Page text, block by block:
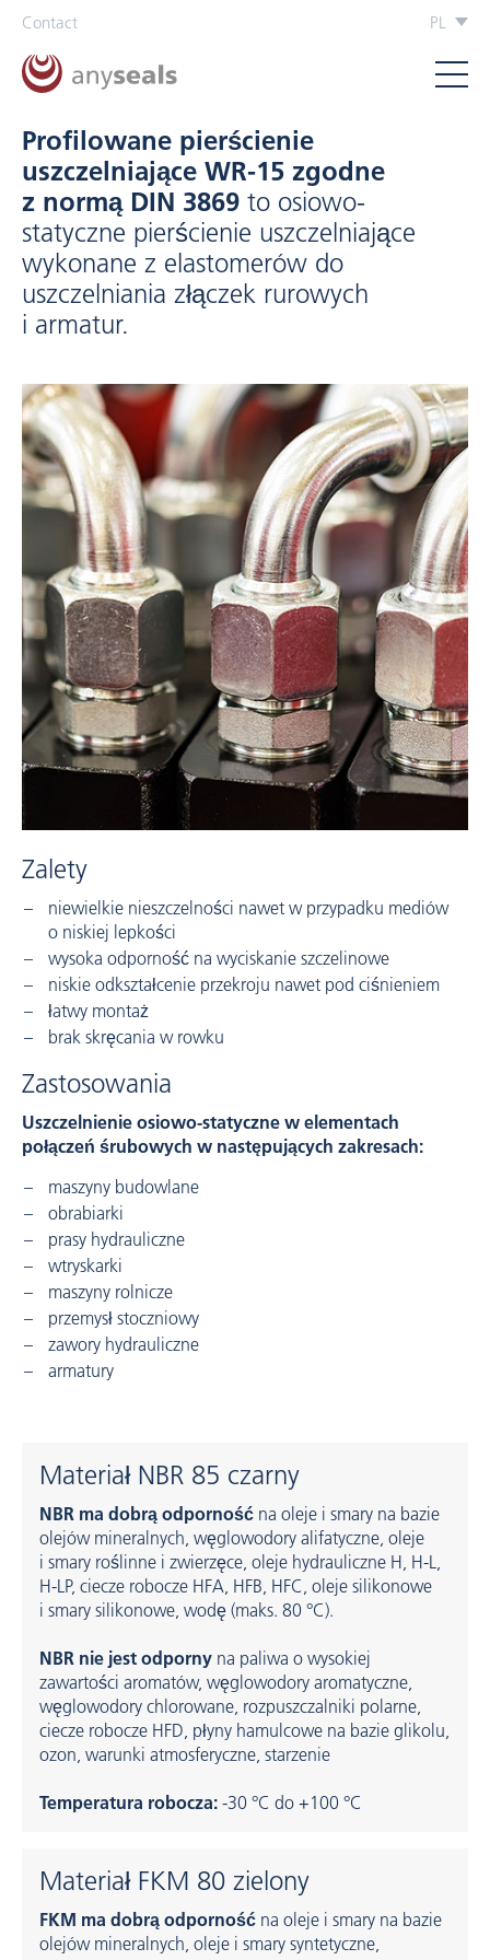
Contact PL
Profilowane pierścienie
uszczelniające WR-15 zgodne
z normą DIN 3869 to osiowo-
statyczne pierścienie uszczelniające
wykonane z elastomerów do
uszczelniania złączek rurowych
i armatur.
Zalety
niewielkie nieszczelności nawet w przypadku mediów
o niskiej lepkości
wysoka odporność na wyciskanie szczelinowe
niskie odkształcenie przekroju nawet pod ciśnieniem
łatwy montaż
brak skręcania w rowku
Zastosowania
Uszczelnienie osiowo-statyczne w elementach
połączeń śrubowych w następujących zakresach:
maszyny budowlane
obrabiarki
prasy hydrauliczne
wtryskarki
maszyny rolnicze
przemysł stoczniowy
zawory hydrauliczne
armatury
Materiał NBR 85 czarny
NBR ma dobrą odporność na oleje i smary na bazie
olejów mineralnych, węglowodory alifatyczne, oleje
i smary roślinne i zwierzęce, oleje hydrauliczne H, H-L,
H-LP, ciecze robocze HFA, HFB, HFC, oleje silikonowe
i smary silikonowe, wodę (maks. 80 °C).
NBR nie jest odporny na paliwa o wysokiej
zawartości aromatów, węglowodory aromatyczne,
węglowodory chlorowane, rozpuszczalniki polarne,
ciecze robocze HFD, płyny hamulcowe na bazie glikolu,
ozon, warunki atmosferyczne, starzenie
Temperatura robocza: -30 °C do +100 °C
Materiał FKM 80 zielony
FKM ma dobrą odporność na oleje i smary na bazie
olejów mineralnych, oleje i smary syntetyczne,